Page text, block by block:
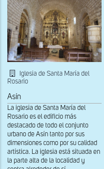
Iglesia de Santa María del
Rosario
Asín
La iglesia de Santa María del
Rosario es el edificio más
destacado de todo el conjunto
urbano de Asín tanto por sus
dimensiones como por su calidad
artística. La iglesia está situada en
la parte alta de la localidad y